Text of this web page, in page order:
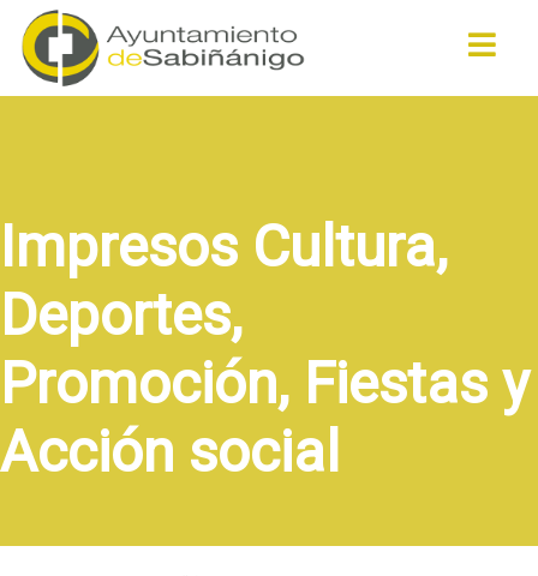
Impresos Cultura,
Deportes,
Promoción, Fiestas y
Acción social